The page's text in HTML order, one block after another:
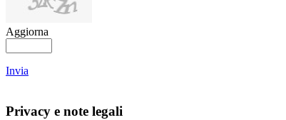
Aggiorna
Invia
Privacy e note legali